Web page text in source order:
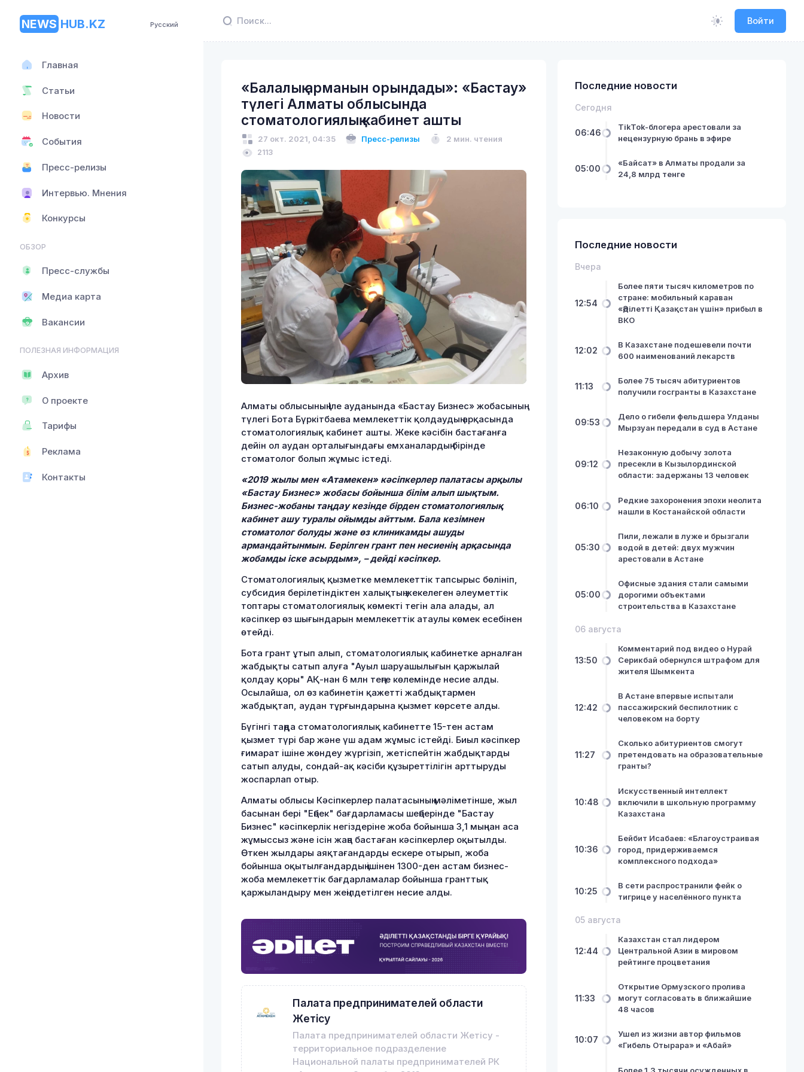
Войти
NEWS HUB.KZ Русский
Главная
Статьи
Новости
События
Пресс-релизы
Интервью. Мнения
Конкурсы
ОБЗОР
Пресс-службы
Медиа карта
Вакансии
ПОЛЕЗНАЯ ИНФОРМАЦИЯ
Архив
О проекте
Тарифы
Реклама
Контакты
«Балалық арманын орындады»: «Бастау»
түлегі Алматы облысында
стоматологиялық кабинет ашты
27 окт. 2021, 04:35 Пресс-релизы 2 мин. чтения
2113
Алматы облысының Іле ауданында «Бастау Бизнес» жобасының
түлегі Бота Бүркітбаева мемлекеттік қолдаудың арқасында
стоматологиялық кабинет ашты. Жеке кәсібін бастағанға
дейін ол аудан орталығындағы емханалардың бірінде
стоматолог болып жұмыс істеді.
«2019 жылы мен «Атамекен» кәсіпкерлер палатасы арқылы
«Бастау Бизнес» жобасы бойынша білім алып шықтым.
Бизнес-жобаны таңдау кезінде бірден стоматологиялық
кабинет ашу туралы ойымды айттым. Бала кезімнен
стоматолог болуды және өз клиникамды ашуды
армандайтынмын. Берілген грант пен несиенің арқасында
жобамды іске асырдым», – дейді кәсіпкер.
Стоматологиялық қызметке мемлекеттік тапсырыс бөлініп,
субсидия берілетіндіктен халықтың жекелеген әлеуметтік
топтары стоматологиялық көмекті тегін ала алады, ал
кәсіпкер өз шығындарын мемлекеттік атаулы көмек есебінен
өтейді.
Бота грант ұтып алып, стоматологиялық кабинетке арналған
жабдықты сатып алуға "Ауыл шаруашылығын қаржылай
қолдау қоры" АҚ-нан 6 млн теңге көлемінде несие алды.
Осылайша, ол өз кабинетін қажетті жабдықтармен
жабдықтап, аудан тұрғындарына қызмет көрсете алды.
Бүгінгі таңда стоматологиялық кабинетте 15-тен астам
қызмет түрі бар және үш адам жұмыс істейді. Биыл кәсіпкер
ғимарат ішіне жөндеу жүргізіп, жетіспейтін жабдықтарды
сатып алуды, сондай-ақ кәсіби құзыреттілігін арттыруды
жоспарлап отыр.
Алматы облысы Кәсіпкерлер палатасының мәліметінше, жыл
басынан бері "Еңбек" бағдарламасы шеңберінде "Бастау
Бизнес" кәсіпкерлік негіздеріне жоба бойынша 3,1 мыңнан аса
жұмыссыз және ісін жаңа бастаған кәсіпкерлер оқытылды.
Өткен жылдары аяқтағандарды ескере отырып, жоба
бойынша оқытылғандардың ішінен 1300-ден астам бизнес-
жоба мемлекеттік бағдарламалар бойынша гранттық
қаржыландыру мен жеңілдетілген несие алды.
Палата предпринимателей области
Жетісу
Палата предпринимателей области Жетісу -
территориальное подразделение
Национальной палаты предпринимателей РК
Последние новости
Сегодня
06:46
TikTok-блогера арестовали за
нецензурную брань в эфире
05:00
«Байсат» в Алматы продали за
24,8 млрд тенге
Последние новости
Вчера
12:54
Более пяти тысяч километров по
стране: мобильный караван
«Әділетті Қазақстан үшін» прибыл в
ВКО
12:02
В Казахстане подешевели почти
600 наименований лекарств
11:13
Более 75 тысяч абитуриентов
получили госгранты в Казахстане
09:53
Дело о гибели фельдшера Улданы
Мырзуан передали в суд в Астане
09:12
Незаконную добычу золота
пресекли в Кызылординской
области: задержаны 13 человек
06:10
Редкие захоронения эпохи неолита
нашли в Костанайской области
05:30
Пили, лежали в луже и брызгали
водой в детей: двух мужчин
арестовали в Астане
05:00
Офисные здания стали самыми
дорогими объектами
строительства в Казахстане
06 августа
13:50
Комментарий под видео о Нурай
Серикбай обернулся штрафом для
жителя Шымкента
12:42
В Астане впервые испытали
пассажирский беспилотник с
человеком на борту
11:27
Сколько абитуриентов смогут
претендовать на образовательные
гранты?
10:48
Искусственный интеллект
включили в школьную программу
Казахстана
10:36
Бейбит Исабаев: «Благоустраивая
город, придерживаемся
комплексного подхода»
10:25
В сети распространили фейк о
тигрице у населённого пункта
05 августа
12:44
Казахстан стал лидером
Центральной Азии в мировом
рейтинге процветания
11:33
Открытие Ормузского пролива
могут согласовать в ближайшие
48 часов
10:07
Ушел из жизни автор фильмов
«Гибель Отырара» и «Абай»
Более 1,3 тысячи осужденных в